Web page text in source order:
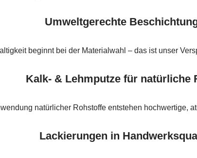
Umweltgerechte
beginnt bei der Materialwahl – das ist unser
Kalk- & Lehmputze für natürliche
natürlicher Rohstoffe entstehen hochwertige,
Lackierungen in